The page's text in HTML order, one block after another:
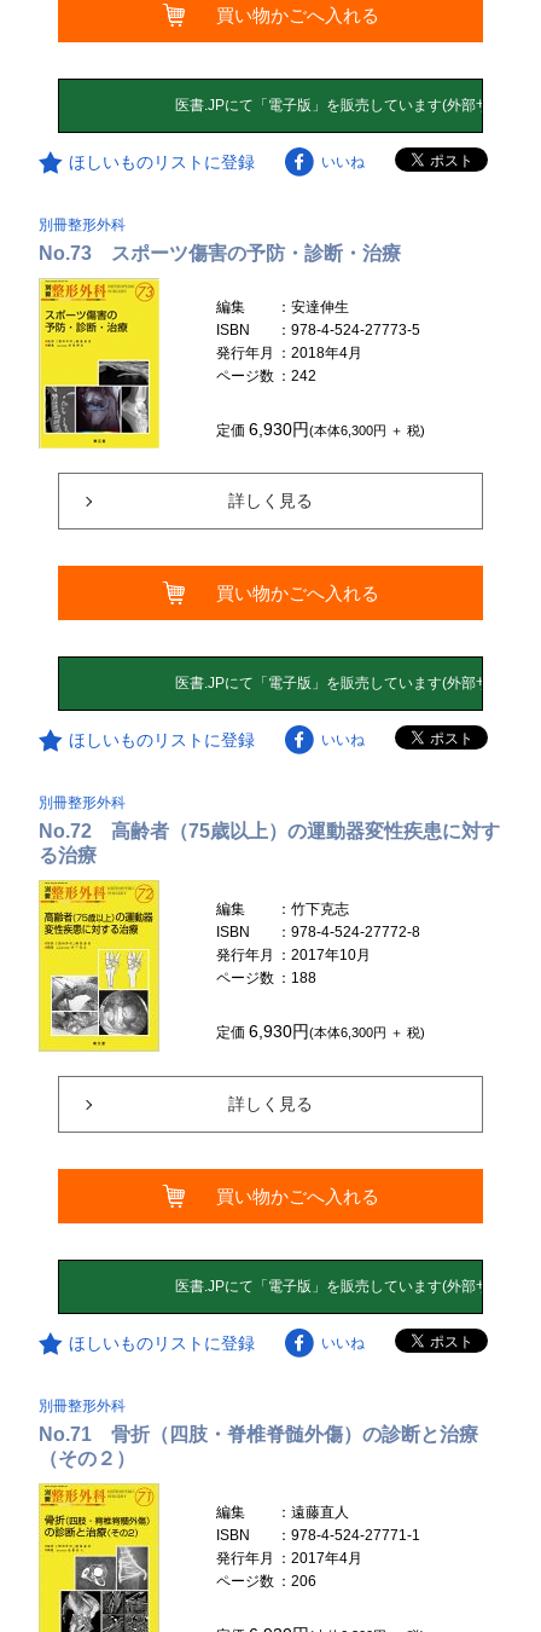
買い物かごへ入れる
ほしいものリストに登録 いいね
別冊整形外科
No.73 スポーツ傷害の予防・診断・治療
編集
：安達伸生
ISBN
：978-4-524-27773-5
発行年月
：2018年4月
ページ数 ：242
定価6,930円(本体6,300円 ＋ 税)
詳しく見る
買い物かごへ入れる
ほしいものリストに登録 いいね
別冊整形外科
No.72 高齢者（75歳以上）の運動器変性疾患に対す
る治療
編集
：竹下克志
ISBN
：978-4-524-27772-8
発行年月
：2017年10月
ページ数 ：188
定価6,930円(本体6,300円 ＋ 税)
詳しく見る
買い物かごへ入れる
ほしいものリストに登録 いいね
別冊整形外科
No.71 骨折（四肢・脊椎脊髄外傷）の診断と治療
（その２）
編集
：遠藤直人
ISBN
：978-4-524-27771-1
発行年月
：2017年4月
ページ数 ：206